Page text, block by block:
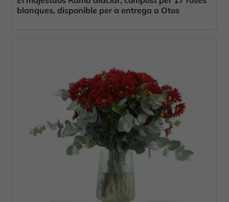
blanques, disponible per a entrega a Otos